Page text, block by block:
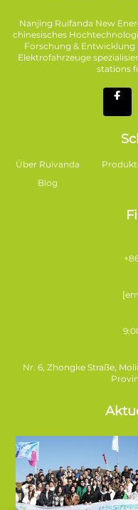
Nanjing Ruifanda New
chinesisches
Forschung & Entwicklung
Elektrofahrzeuge
stations
Über Ruivanda
Blog
Nr. 6, Zhongke Straße,